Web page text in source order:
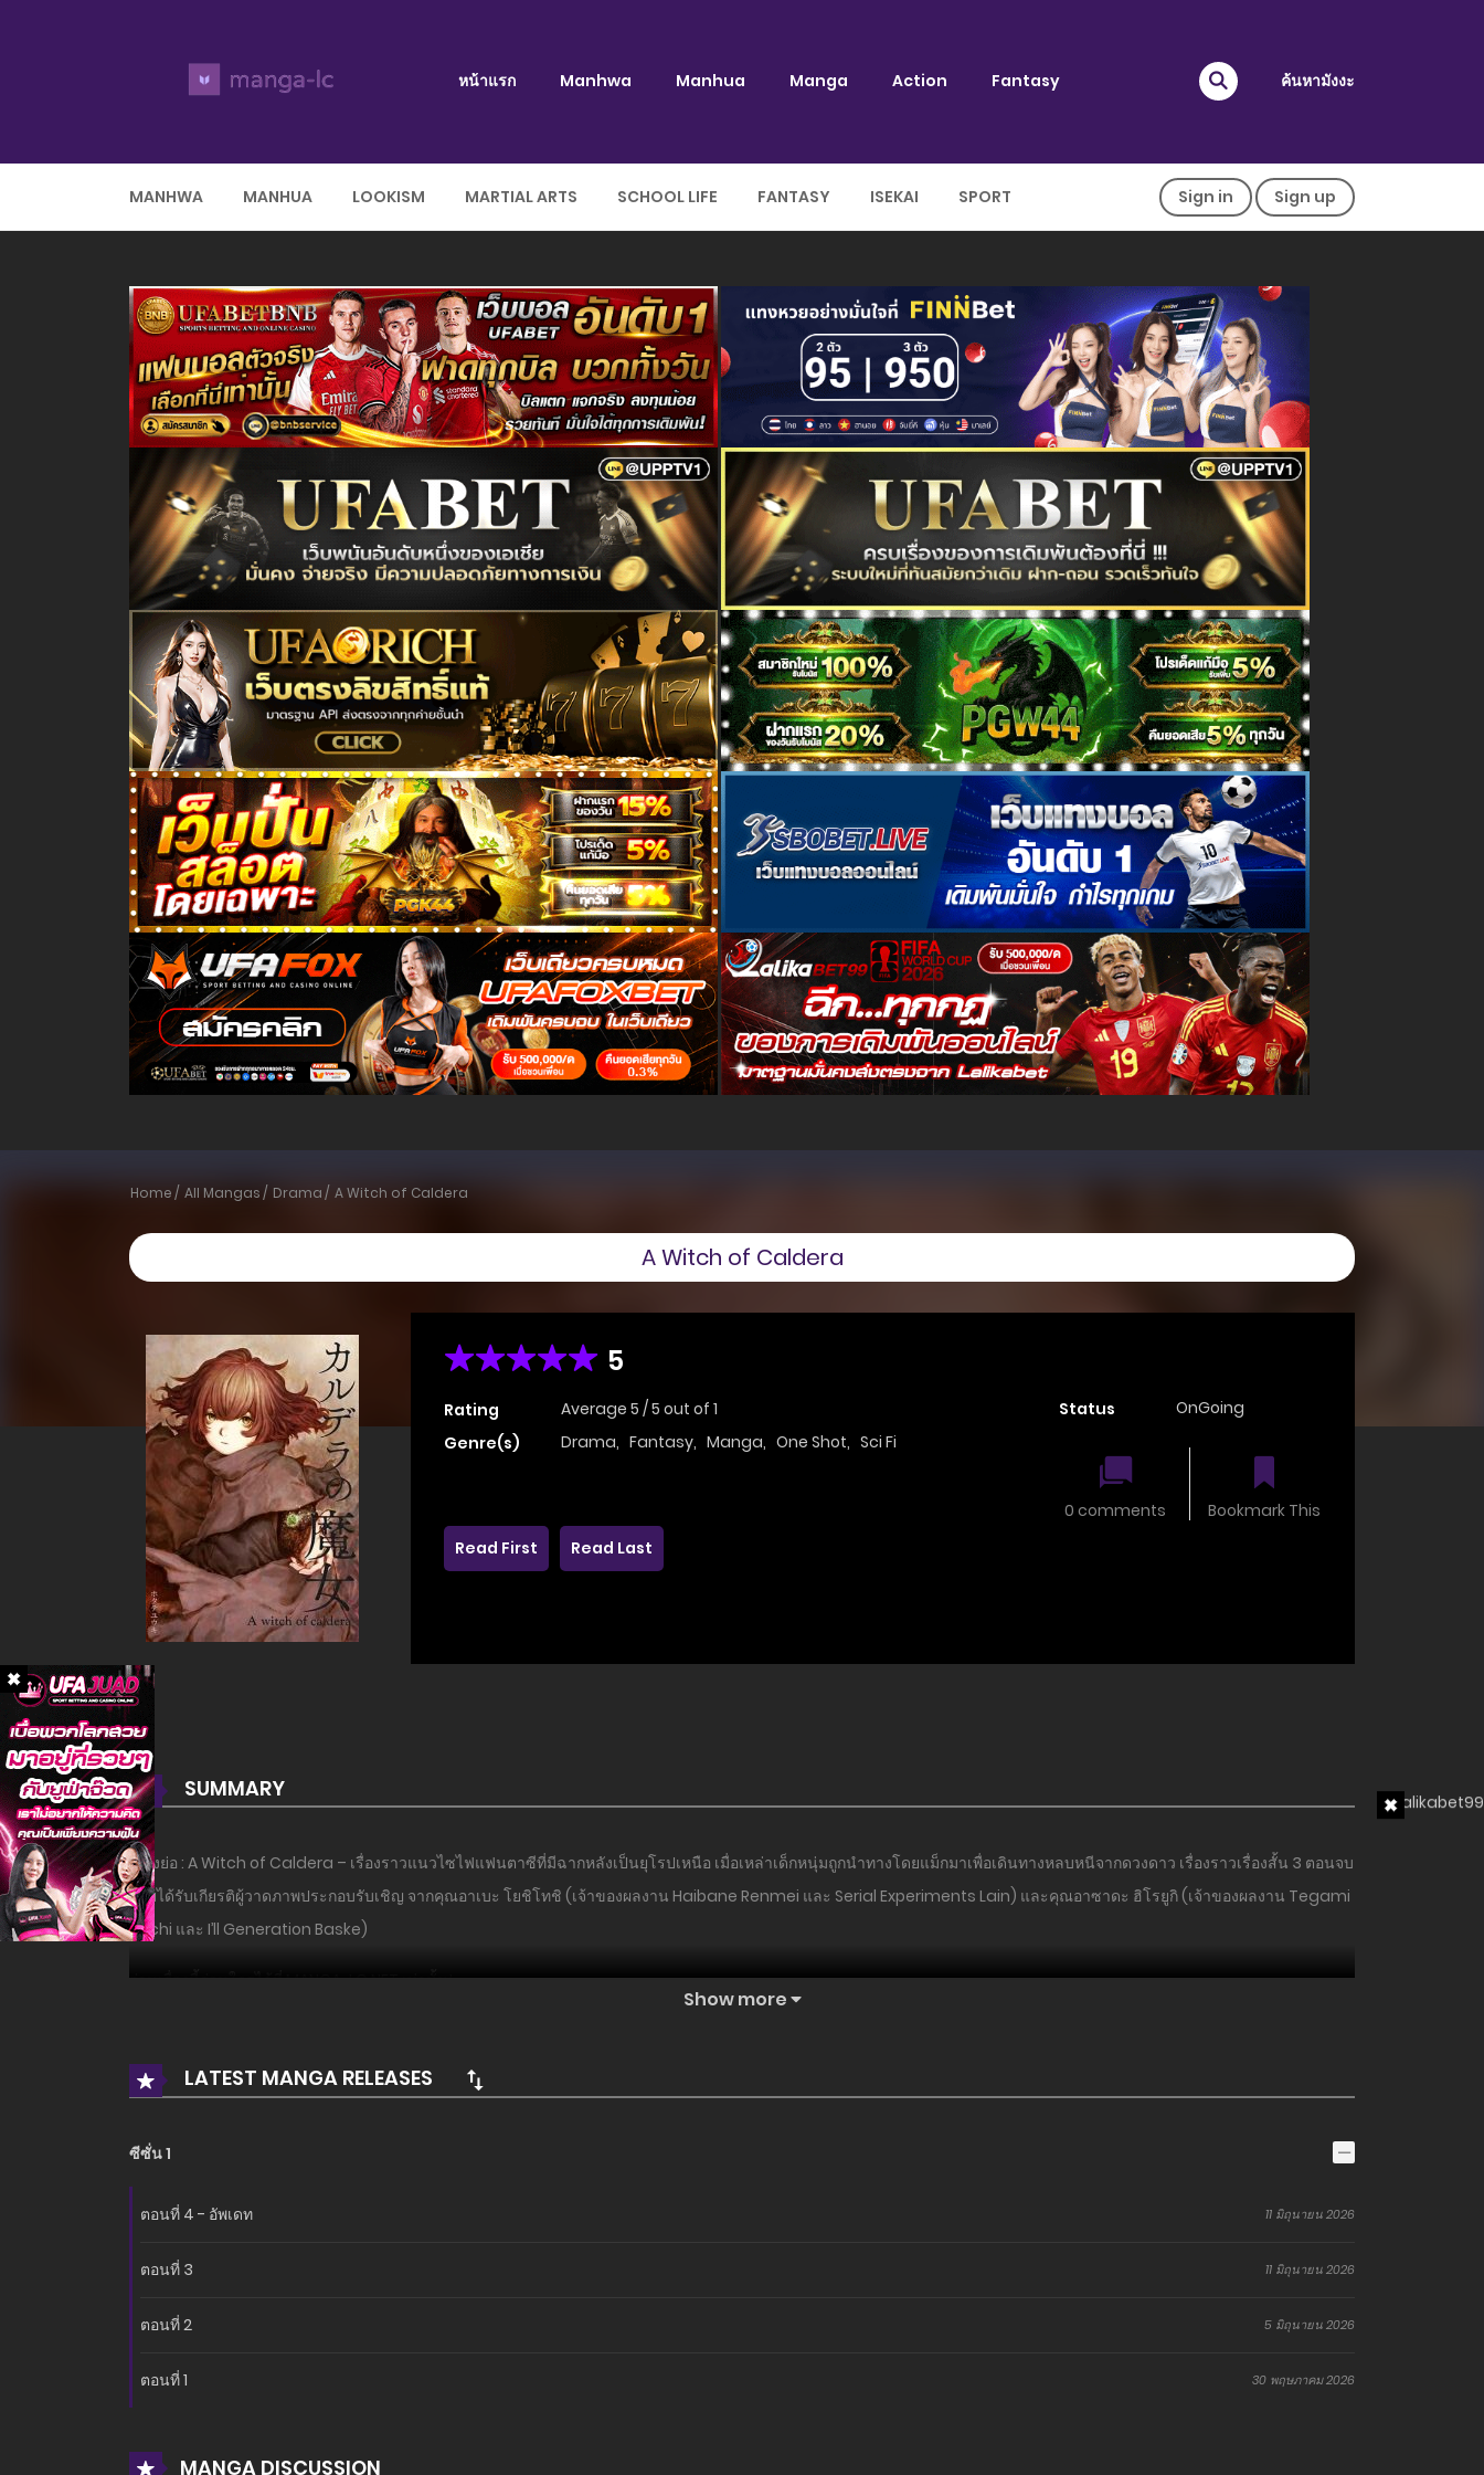
หน้าแรก Manhwa Manhua Manga Action Fantasy ค้นหามังงะ
MANHWA MANHUA LOOKISM MARTIAL ARTS SCHOOL LIFE FANTASY ISEKAI SPORT Sign in Sign up
Home All Mangas Drama A Witch of Caldera
A Witch of Caldera
5
Rating Average 5 /5 out of 1
Genre(s)
Drama, Fantasy, Manga, One Shot, Sci Fi
Status OnGoing
0 comments
Bookmark This
Read First
Read Last
SUMMARY
เรื่องย่อ : A Witch of Caldera – เรื่องราวแนวไซไฟแฟนตาซีที่มีฉากหลังเป็นยุโรปเหนือ เมื่อเหล่าเด็กหนุ่มถูกนำทางโดยแม็กมาเพื่อเดินทางหลบหนีจากดวงดาว เรื่องราวเรื่องสั้น 3 ตอนจบ
โดยได้รับเกียรติผู้วาดภาพประกอบรับเชิญ จากคุณอาเบะ โยชิโทชิ (เจ้าของผลงาน Haibane Renmei และ Serial Experiments Lain) และคุณอาซาดะ ฮิโรยูกิ (เจ้าของผลงาน Tegami
Bachi และ I’ll Generation Baske)
อ่านเรื่องนี้ก่อนใครได้ที่ MANGA-LC.NET เท่านั้น!
Show more
LATEST MANGA RELEASES
ซีซั่น 1
ตอนที่ 4 - อัพเดท 11 มิถุนายน 2026
ตอนที่ 3 11 มิถุนายน 2026
ตอนที่ 2 5 มิถุนายน 2026
ตอนที่ 1 30 พฤษภาคม 2026
MANGA DISCUSSION